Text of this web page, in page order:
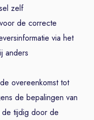
zelf
de correcte
via het
anders
overeenkomst tot
de bepalingen van
tijdig door de